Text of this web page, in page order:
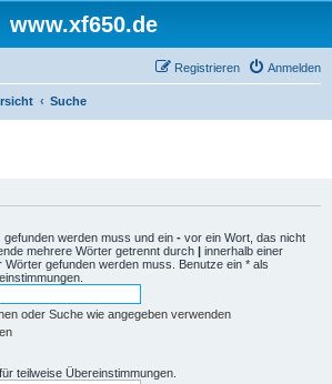
www.xf650.de
Anmelden
Registrieren
Suche
gefunden werden muss und ein - vor ein Wort, das nicht
mehrere Wörter getrennt durch | innerhalb einer
Wörter gefunden werden muss. Benutze ein * als
oder Suche wie angegeben verwenden
teilweise Übereinstimmungen.